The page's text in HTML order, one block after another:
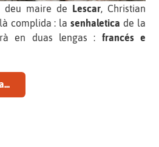
deu maire de Lescar, Christian
complida : lasenhaletica de la
en duas lengas : francés e